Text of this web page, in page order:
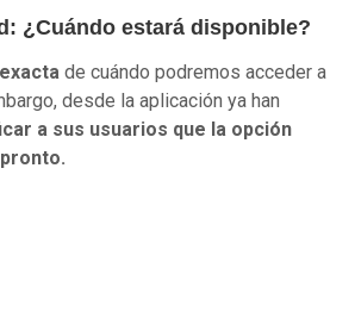
¿Cuándo estará disponible?
de cuándo podremos acceder a
desde la aplicación ya han
a sus usuarios que la opción